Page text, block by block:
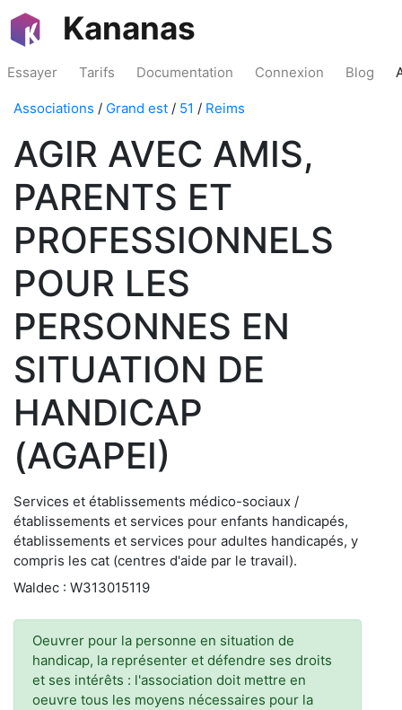
Kananas
Essayer Tarifs Documentation Connexion Blog
Associations / Grand est / 51 / Reims
AGIR AVEC AMIS,
PARENTS ET
PROFESSIONNELS
POUR LES
PERSONNES EN
SITUATION DE
HANDICAP
(AGAPEI)
Services et établissements médico-sociaux /
établissements et services pour enfants handicapés,
établissements et services pour adultes handicapés, y
compris les cat (centres d'aide par le travail).
Waldec : W313015119
Oeuvrer pour la personne en situation de
handicap, la représenter et défendre ses droits
et ses intérêts : l'association doit mettre en
oeuvre tous les moyens nécessaires pour la